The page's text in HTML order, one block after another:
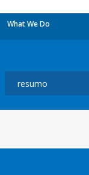
What We Do